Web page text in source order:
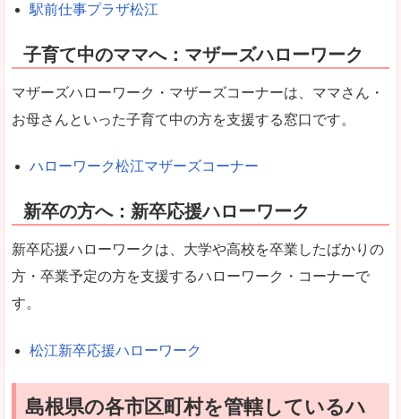
駅前仕事プラザ松江
子育て中のママへ：マザーズハローワーク
マザーズハローワーク・マザーズコーナーは、ママさん・
お母さんといった子育て中の方を支援する窓口です。
ハローワーク松江マザーズコーナー
新卒の方へ：新卒応援ハローワーク
新卒応援ハローワークは、大学や高校を卒業したばかりの
方・卒業予定の方を支援するハローワーク・コーナーで
す。
松江新卒応援ハローワーク
島根県の各市区町村を管轄しているハ